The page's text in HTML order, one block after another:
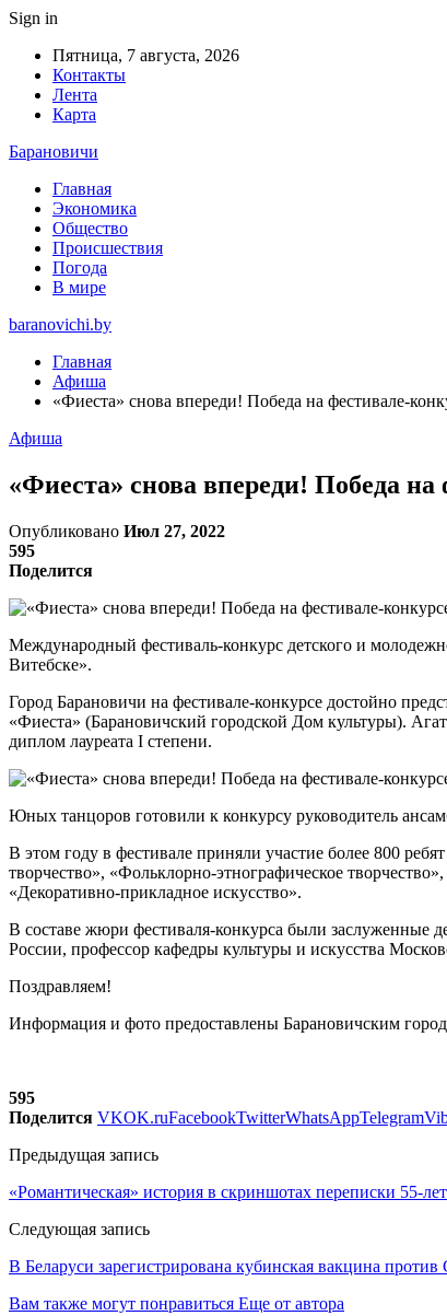
Sign in
Пятница, 7 августа, 2026
Контакты
Лента
Карта
Барановичи
Главная
Экономика
Общество
Происшествия
Погода
В мире
baranovichi.by
Главная
Афиша
«Фиеста» снова впереди! Победа на фестивале-
Афиша
«Фиеста» снова впереди! Победа
Опубликовано Июл 27, 2022
595
Поделится
Международный фестиваль-конкурс детского и
Витебске».
Город Барановичи на фестивале-конкурсе достойно
«Фиеста» (Барановичский городской Дом культуры).
диплом лауреата I степени.
Юных танцоров готовили к конкурсу руководитель
В этом году в фестивале приняли участие более 800
творчество», «Фольклорно-этнографическое
«Декоративно-прикладное искусство».
В составе жюри фестиваля-конкурса были заслуженные
России, профессор кафедры культуры и искусства
Поздравляем!
Информация и фото предоставлены Барановичским
595
Поделится VKOK.ruFacebookTwitterWhatsAppTelegram
Предыдущая запись
«Романтическая» история в скриншотах переписки 55-
Следующая запись
В Беларуси зарегистрирована кубинская вакцина
Вам также могут понравиться Еще от автора